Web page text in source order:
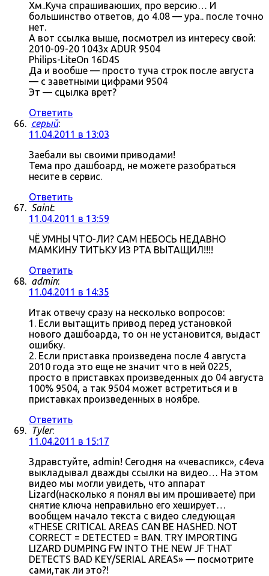
Хм..Куча спрашиваюших, про версию… И
большинство ответов, до 4.08 — ура.. после точно
нет.
А вот ссылка выше, посмотрел из интересу свой:
2010-09-20 1043x ADUR 9504
Philips-LiteOn 16D4S
Да и вообше — просто туча строк после августа
— с заветными цифрами 9504
Эт — сцылка врет?
Ответить
серый:
11.04.2011 в 13:03
Заебали вы своими приводами!
Тема про дашбоард, не можете разобраться
несите в сервис.
Ответить
Saint:
11.04.2011 в 13:59
ЧЁ УМНЫ ЧТО-ЛИ? САМ НЕБОСЬ НЕДАВНО
МАМКИНУ ТИТЬКУ ИЗ РТА ВЫТАЩИЛ!!!!
Ответить
admin:
11.04.2011 в 14:35
Итак отвечу сразу на несколько вопросов:
1. Если вытащить привод перед установкой
нового дашбоарда, то он не установится, выдаст
ошибку.
2. Если приставка произведена после 4 августа
2010 года это еще не значит что в ней 0225,
просто в приставках произведенных до 04 августа
100% 9504, а так 9504 может встретиться и в
приставках произведенных в ноябре.
Ответить
Tyler:
11.04.2011 в 15:17
Здравстуйте, admin! Сегодня на «чеваспикс», c4eva
выкладывал дважды ссылки на видео… На этом
видео мы могли увидеть, что аппарат
Lizard(насколько я понял вы им прошиваете) при
снятие ключа неправильно его хеширует…
вообщем начало текста с видео следующая
«THESE CRITICAL AREAS CAN BE HASHED. NOT
CORRECT = DETECTED = BAN. TRY IMPORTING
LIZARD DUMPING FW INTO THE NEW JF THAT
DETECTS BAD KEY/SERIAL AREAS» — посмотрите
сами,так ли это?!